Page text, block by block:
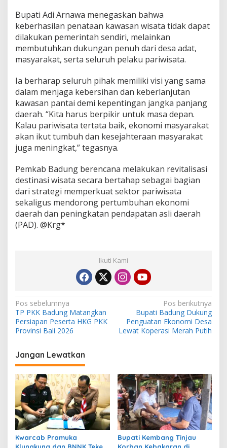
Bupati Adi Arnawa menegaskan bahwa
keberhasilan penataan kawasan wisata tidak dapat
dilakukan pemerintah sendiri, melainkan
membutuhkan dukungan penuh dari desa adat,
masyarakat, serta seluruh pelaku pariwisata.
Ia berharap seluruh pihak memiliki visi yang sama
dalam menjaga kebersihan dan keberlanjutan
kawasan pantai demi kepentingan jangka panjang
daerah. “Kita harus berpikir untuk masa depan.
Kalau pariwisata tertata baik, ekonomi masyarakat
akan ikut tumbuh dan kesejahteraan masyarakat
juga meningkat,” tegasnya.
Pemkab Badung berencana melakukan revitalisasi
destinasi wisata secara bertahap sebagai bagian
dari strategi memperkuat sektor pariwisata
sekaligus mendorong pertumbuhan ekonomi
daerah dan peningkatan pendapatan asli daerah
(PAD). @Krg*
Ikuti Kami
N
a
v
i
g
a
s
i
p
o
Pos sebelumnya
TP PKK Badung Matangkan
Persiapan Peserta HKG PKK
Provinsi Bali 2026
Pos berikutnya
Bupati Badung Dukung
Penguatan Ekonomi Desa
Lewat Koperasi Merah Putih
Jangan Lewatkan
Kwarcab Pramuka
Bupati Kembang Tinjau